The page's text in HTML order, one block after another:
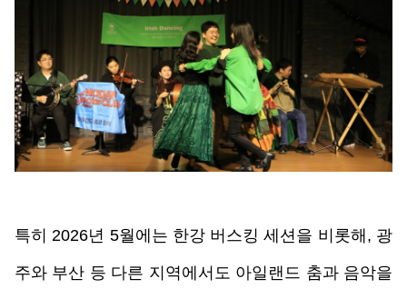
특히 2026년 5월에는 한강 버스킹 세션을 비롯해, 광
주와 부산 등 다른 지역에서도 아일랜드 춤과 음악을